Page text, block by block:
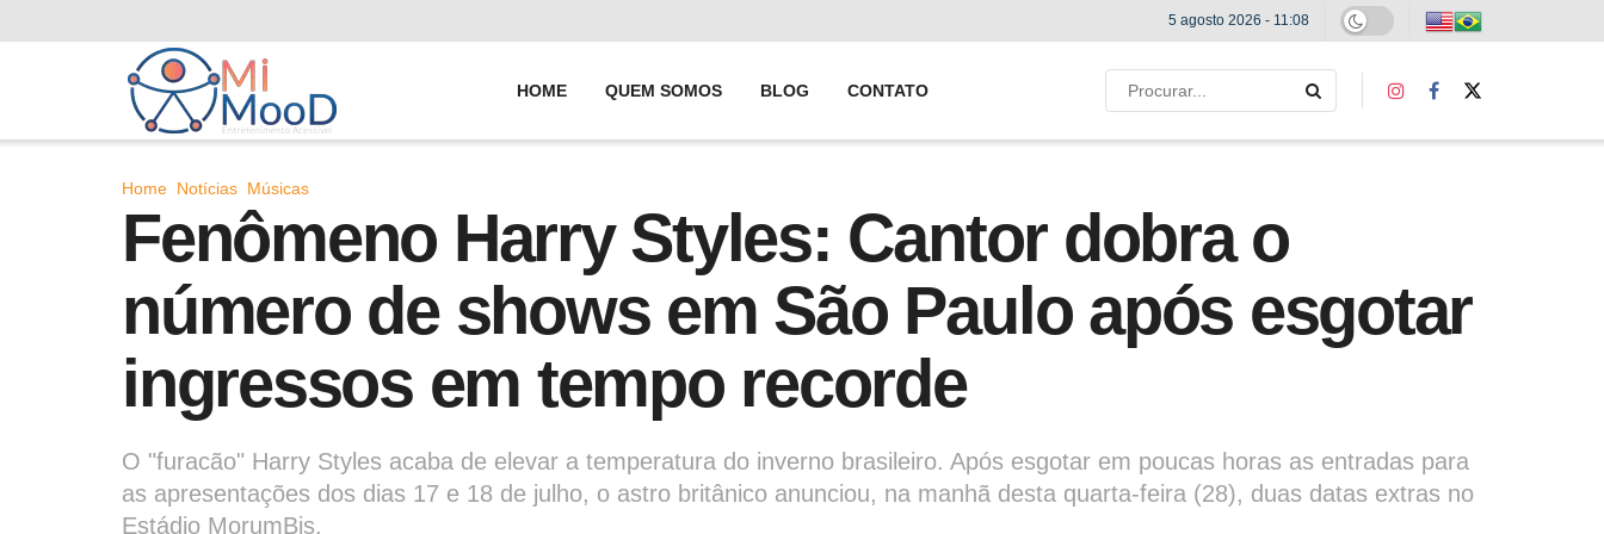
5 agosto 2026 - 11:08
HOME QUEM SOMOS BLOG CONTATO
Home Notícias Músicas
Fenômeno Harry Styles: Cantor dobra o
número de shows em São Paulo após esgotar
ingressos em tempo recorde
O "furacão" Harry Styles acaba de elevar a temperatura do inverno brasileiro. Após esgotar em poucas horas as entradas para
as apresentações dos dias 17 e 18 de julho, o astro britânico anunciou, na manhã desta quarta-feira (28), duas datas extras no
Estádio MorumBis.